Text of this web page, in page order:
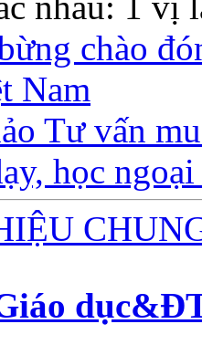
chào
Nam
Tư vấn
học